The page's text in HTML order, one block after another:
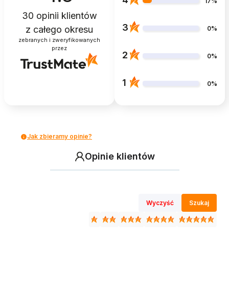
30 opinii klientów
z całego okresu
zebranych i zweryfikowanych
przez
3 0%
2 0%
1 0%
Jak zbieramy opinie?
Opinie klientów
Wyczyść Szukaj